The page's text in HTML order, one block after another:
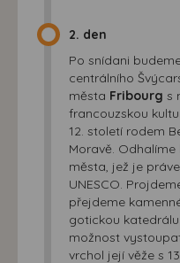
2. den
Po snídani
centrálního
města Fribourg s
francouzskou
12. století rodem
Moravě.
města, jež je
UNESCO.
přejdeme
gotickou
možnost
vrchol její věže s